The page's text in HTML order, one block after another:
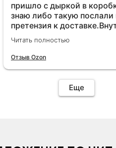
пришло с дыркой в
знаю либо такую послали
претензия к
вроде всё цело. С первого
установить не получается
знаю может интернет
отзыв.Дополняю отзыв для
установки необходимо
устройства дополню
Читать полностью
Отзыв Ozon
Еще